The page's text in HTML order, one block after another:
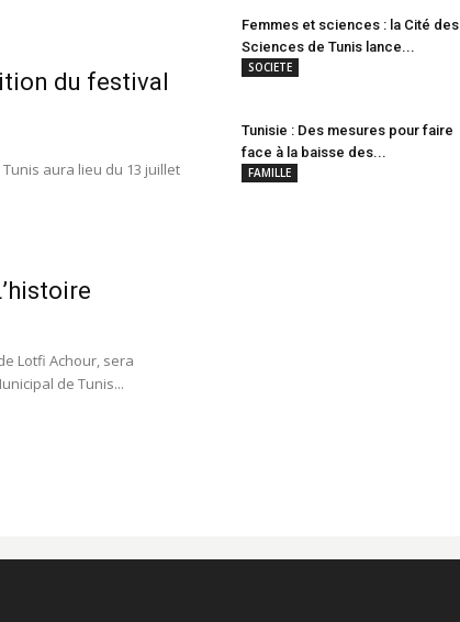
du festival
aura lieu du 13 juillet
Lotfi Achour, sera
de Tunis...
Femmes et sciences : la Cité des
Sciences de Tunis lance...
SOCIETE
Tunisie : Des mesures pour faire
face à la baisse des...
FAMILLE